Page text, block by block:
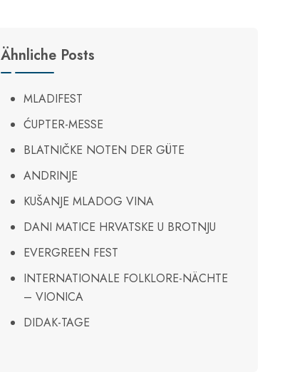
Ähnliche Posts
MLADIFEST
ĆUPTER-MESSE
BLATNIČKE NOTEN DER GÜTE
ANDRINJE
KUŠANJE MLADOG VINA
DANI MATICE HRVATSKE U BROTNJU
EVERGREEN FEST
INTERNATIONALE FOLKLORE-NÄCHTE
– VIONICA
DIDAK-TAGE